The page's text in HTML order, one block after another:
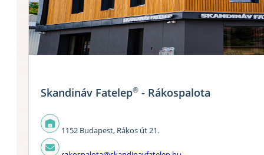
Skandináv Fatelep® - Rákospalota
1152 Budapest, Rákos út 21.